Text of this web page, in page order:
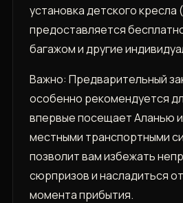
установка детского кресла
предоставляется
багажом и другие
Важно: Предварительный
особенно рекомендуется
впервые посещает Аланью
местными транспортными
позволит вам избежать
сюрпризов и насладиться
момента прибытия.